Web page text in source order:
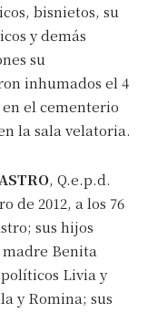
bisnietos, su
y demás
su
inhumados el 4
en el cementerio
la sala velatoria.
, Q.e.p.d.
de 2012, a los 76
sus hijos
Benita
Livia y
y Romina; sus